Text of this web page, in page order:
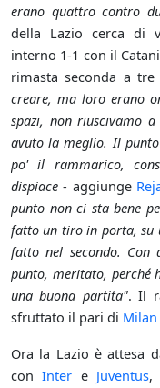
erano quattro contro
della Lazio cerca di
interno 1-1 con il
rimasta seconda a
creare, ma loro erano
spazi, non riuscivamo
avuto la meglio. Il punto
po' il rammarico,
dispiace - aggiunge
punto non ci sta bene
fatto un tiro in porta, su
fatto nel secondo.
punto, meritato, perché
una buona partita". Il
sfruttato il pari di Milan
Ora la Lazio è attesa
conInter e Juventus,